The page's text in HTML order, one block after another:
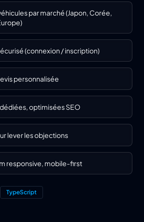
par marché (Japon, Corée,
(connexion / inscription)
personnalisée
optimisées SEO
lever les objections
responsive, mobile-first
TypeScript